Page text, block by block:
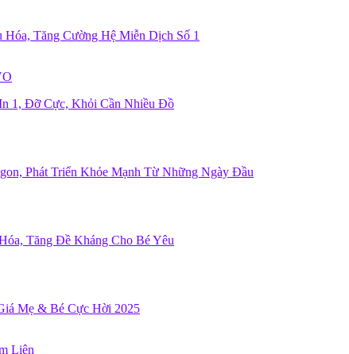
Tăng Cường Hệ Miễn Dịch Số 1
1, Đỡ Cực, Khỏi Cần Nhiều Đồ
Phát Triển Khỏe Mạnh Từ Những Ngày Đầu
Tăng Đề Kháng Cho Bé Yêu
Mẹ & Bé Cực Hời 2025